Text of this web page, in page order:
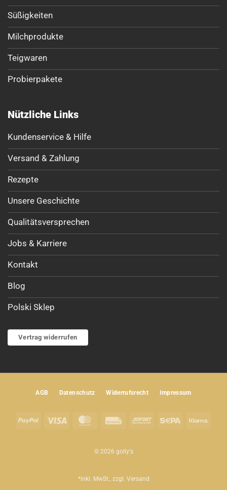
Süßigkeiten
Milchprodukte
Teigwaren
Probierpakete
Nützliche Links
Kundenservice & Hilfe
Versand & Zahlung
Rezepte
Unsere Geschichte
Qualitätsversprechen
Jobs & Karriere
Kontakt
Blog
Polski Sklep
Vertrag widerrufen
AGB Datenschutz Widerrufsrecht Impressum
PayPal Visa MasterCardRechungSofort Sepa
© 2026 golly's
*inkl. MwSt., zzgl. Versand